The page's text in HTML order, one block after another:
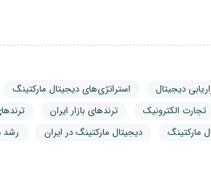
دیجیتال استراتژی‌های دیجیتال مارکتینگ
تجارت الکترونیک ترندهای بازار ایران
مارکتینگ دیجیتال مارکتینگ در ایران رشد